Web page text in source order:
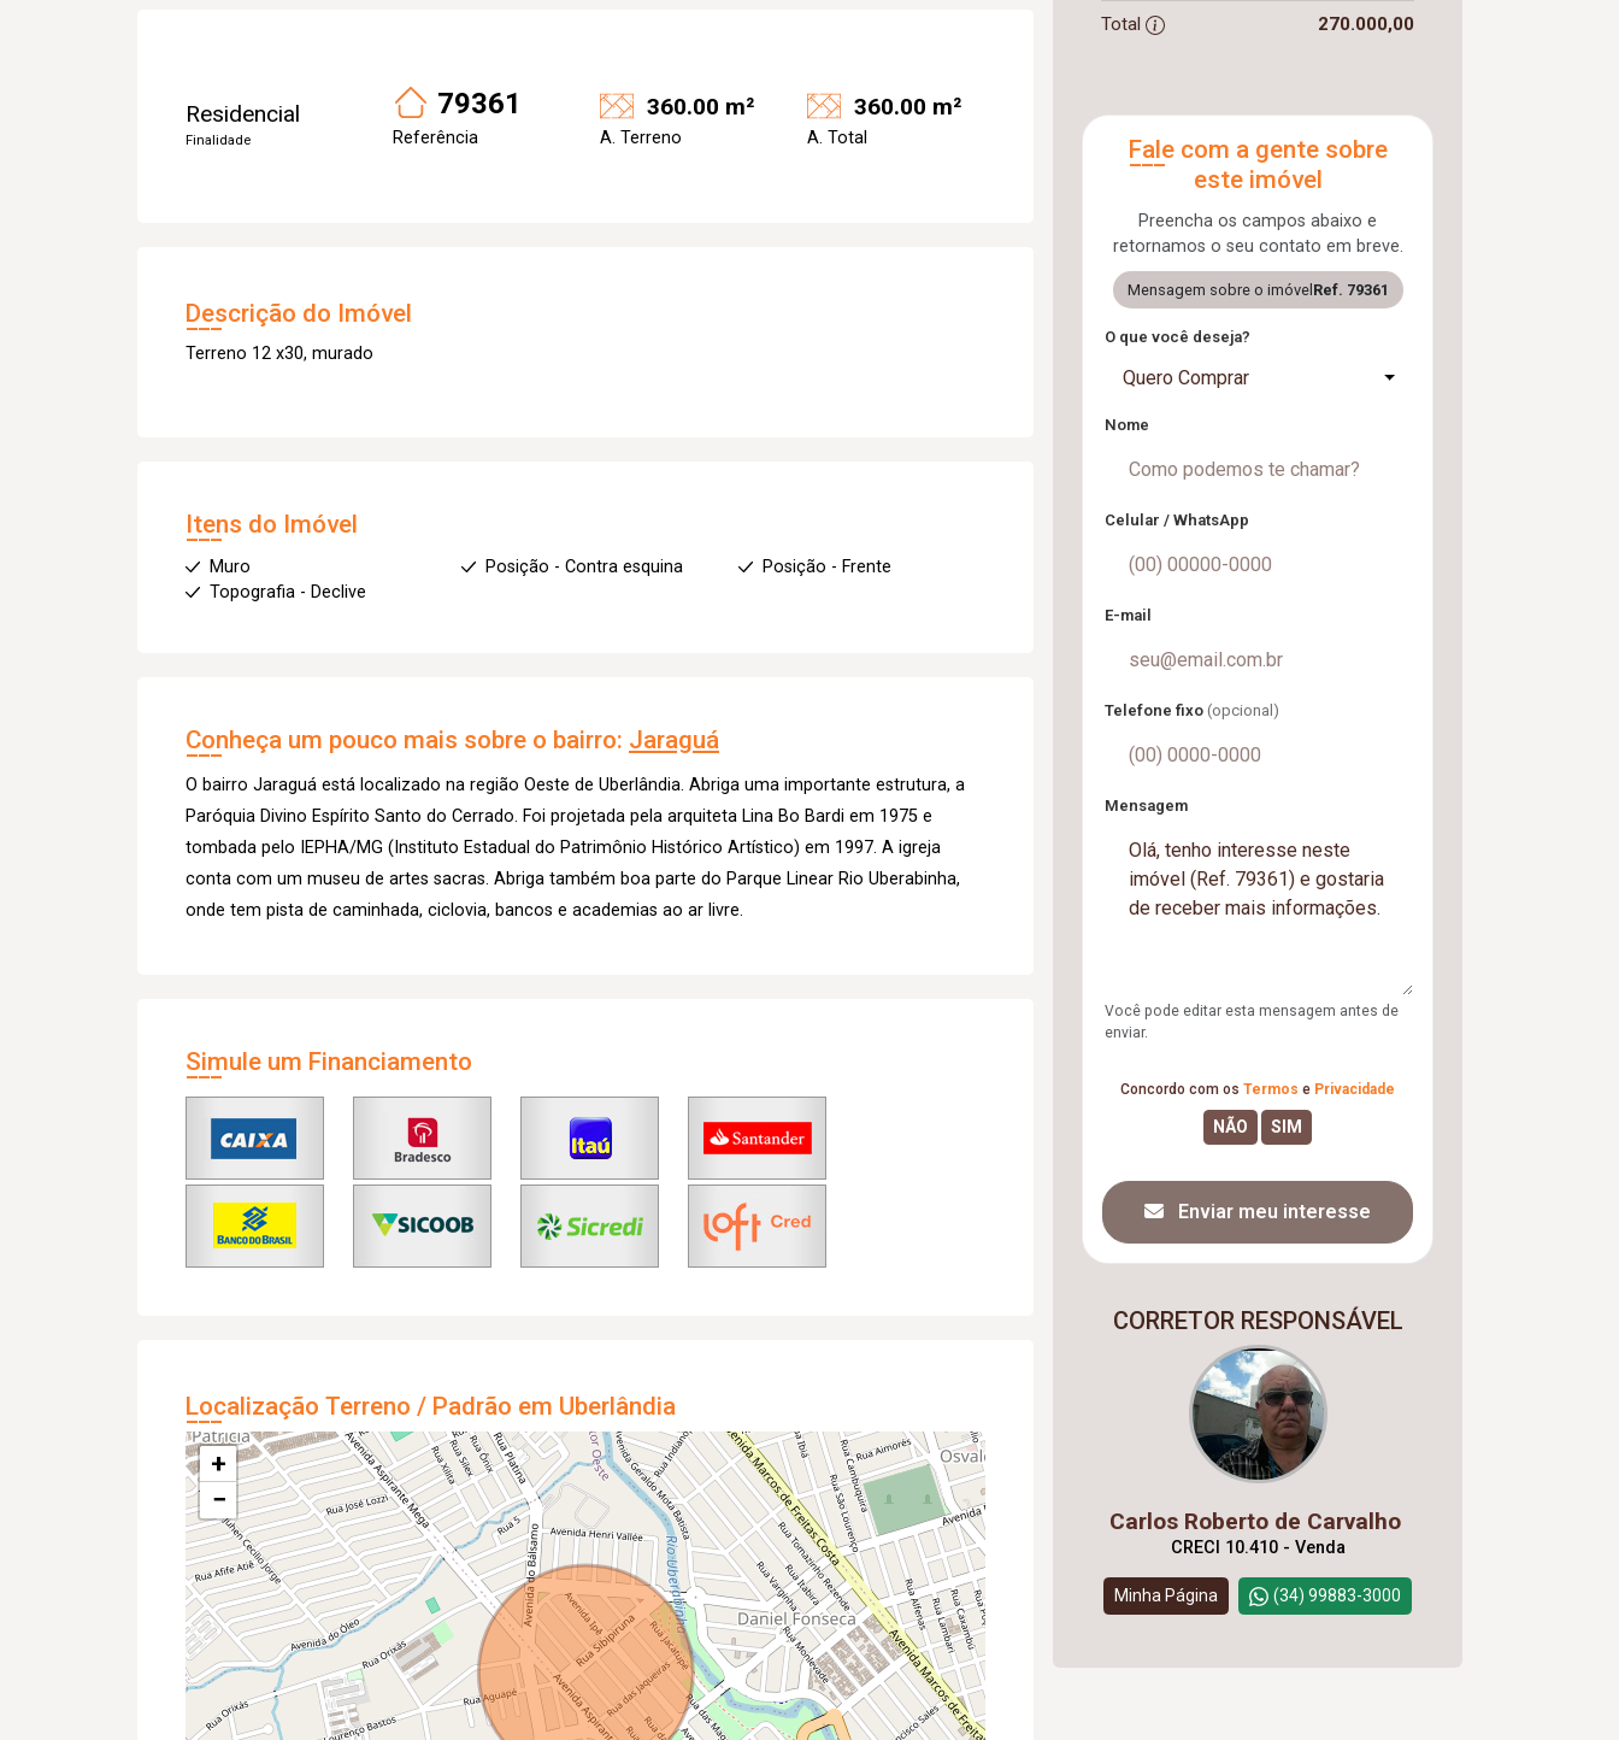
Residencial
Finalidade
79361
Referência
360.00 m²
A. Terreno
360.00 m²
A. Total
Descrição do Imóvel
Terreno 12 x30, murado
Itens do Imóvel
Muro Posição - Contra esquina
Posição - Frente
Topografia - Declive
Conheça um pouco mais sobre o bairro: Jaraguá
O bairro Jaraguá está localizado na região Oeste de Uberlândia. Abriga uma importante estrutura, a
Paróquia Divino Espírito Santo do Cerrado. Foi projetada pela arquiteta Lina Bo Bardi em 1975 e
tombada pelo IEPHA/MG (Instituto Estadual do Patrimônio Histórico Artístico) em 1997. A igreja
conta com um museu de artes sacras. Abriga também boa parte do Parque Linear Rio Uberabinha,
onde tem pista de caminhada, ciclovia, bancos e academias ao ar livre.
Simule um Financiamento
Localização Terreno / Padrão em Uberlândia
+
−
Total 270.000,00
Fale com a gente sobre
este imóvel
Preencha os campos abaixo e
retornamos o seu contato em breve.
Mensagem sobre o imóvel Ref. 79361
O que você deseja?
Quero Comprar
Nome
Celular / WhatsApp
E-mail
Telefone fixo (opcional)
Mensagem
Você pode editar esta mensagem antes de
enviar.
Concordo com os Termos e Privacidade
Enviar meu interesse
CORRETOR RESPONSÁVEL
Carlos Roberto de Carvalho
CRECI 10.410 - Venda
Minha Página (34) 99883-3000